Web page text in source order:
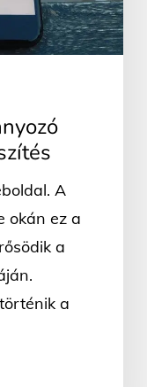
A
okán ez a
a
a